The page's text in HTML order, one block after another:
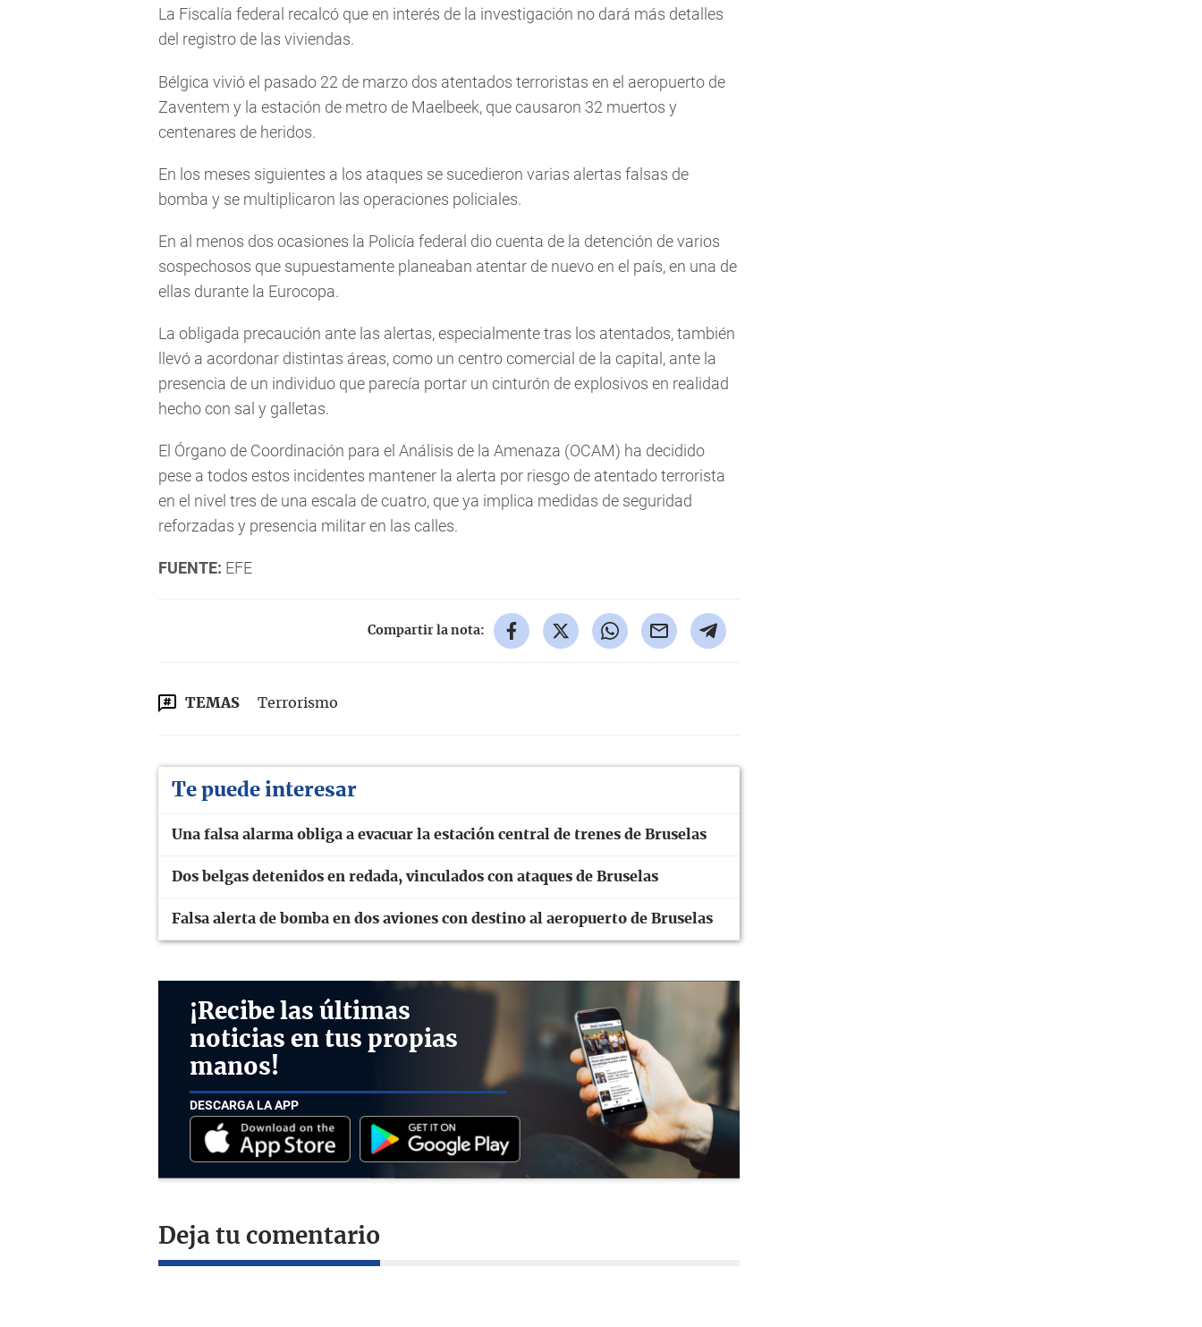
La Fiscalía federal recalcó que en interés de la investigación no dará más detalles
del registro de las viviendas.
Bélgica vivió el pasado 22 de marzo dos atentados terroristas en el aeropuerto de
Zaventem y la estación de metro de Maelbeek, que causaron 32 muertos y
centenares de heridos.
En los meses siguientes a los ataques se sucedieron varias alertas falsas de
bomba y se multiplicaron las operaciones policiales.
En al menos dos ocasiones la Policía federal dio cuenta de la detención de varios
sospechosos que supuestamente planeaban atentar de nuevo en el país, en una de
ellas durante la Eurocopa.
La obligada precaución ante las alertas, especialmente tras los atentados, también
llevó a acordonar distintas áreas, como un centro comercial de la capital, ante la
presencia de un individuo que parecía portar un cinturón de explosivos en realidad
hecho con sal y galletas.
El Órgano de Coordinación para el Análisis de la Amenaza (OCAM) ha decidido
pese a todos estos incidentes mantener la alerta por riesgo de atentado terrorista
en el nivel tres de una escala de cuatro, que ya implica medidas de seguridad
reforzadas y presencia militar en las calles.
FUENTE: EFE
Compartir la nota:
TEMAS Terrorismo
Te puede interesar
Una falsa alarma obliga a evacuar la estación central de trenes de Bruselas
Dos belgas detenidos en redada, vinculados con ataques de Bruselas
Falsa alerta de bomba en dos aviones con destino al aeropuerto de Bruselas
¡Recibe las últimas
noticias en tus propias
manos!
DESCARGA LA APP
Deja tu comentario